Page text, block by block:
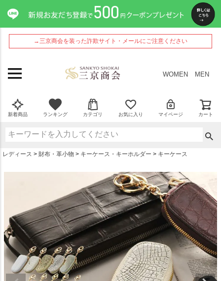
→三京商会を装った詐欺サイト・メールにご注意ください
WOMEN MEN
新着商品 ランキング カテゴリ お気に入り マイページ カート
レディース 財布・革小物 キーケース・キーホルダー キーケース
ペー
ジト
ップ
へ